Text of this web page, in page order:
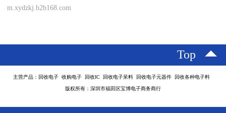
m.xydzkj.b2b168.com
Top
主营产品：回收电子 收购电子 回收IC 回收电子呆料 回收电子元器件 回收各种电子料
版权所有：深圳市福田区宝博电子商务商行